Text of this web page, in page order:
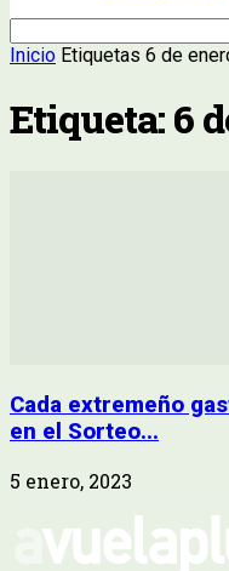
Inicio Etiquetas 6 de
Etiqueta: 6
Cada extremeño
en el Sorteo...
5 enero, 2023